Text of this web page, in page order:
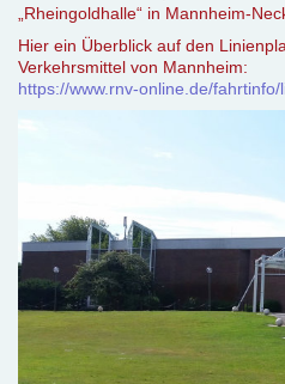
„Rheingoldhalle“ in Mannheim-
Hier ein Überblick auf den
Verkehrsmittel von Mannheim:
https://www.rnv-online.de/